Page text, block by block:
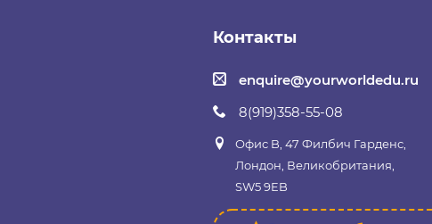
Контакты
enquire@yourworldedu.ru
8(919)358-55-08
Офис B, 47 Филбич Гарденс,
Лондон, Великобритания,
SW5 9EB